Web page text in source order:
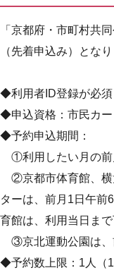
「京都府・市町村共
（先着申込み）となり
◆利用者ID登録が必須
◆申込資格：市民カ
◆予約申込期間：
①利用したい月の前
②京都市体育館、横
ターは、前月1日午前
育館は、利用当日まで
③京北運動公園は、
◆予約数上限：1人（